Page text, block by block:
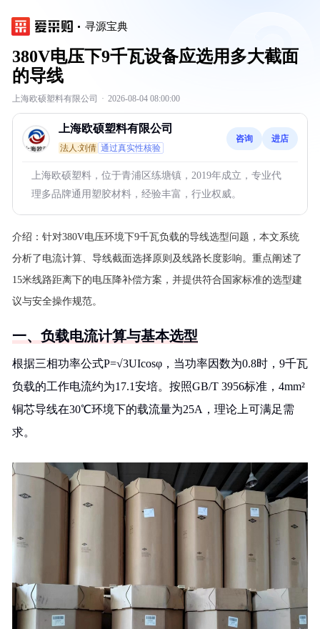
寻源宝典
380V电压下9千瓦设备应选用多大截面
的导线
上海欧硕塑料有限公司 · 2026-08-04 08:00:00
上海欧硕塑料有限公司
法人:刘倩 通过真实性核验
咨询 进店
上海欧硕塑料，位于青浦区练塘镇，2019年成立，专业代
理多品牌通用塑胶材料，经验丰富，行业权威。
介绍： 针对380V电压环境下9千瓦负载的导线选型问题，本文系统
分析了电流计算、导线截面选择原则及线路长度影响。重点阐述了
15米线路距离下的电压降补偿方案，并提供符合国家标准的选型建
议与安全操作规范。
一、负载电流计算与基本选型
根据三相功率公式P=√3UIcosφ，当功率因数为0.8时，9千瓦
负载的工作电流约为17.1安培。按照GB/T 3956标准，4mm²
铜芯导线在30℃环境下的载流量为25A，理论上可满足需
求。